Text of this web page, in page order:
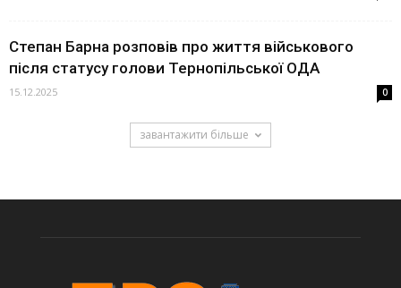
Степан Барна розповів про життя військового
після статусу голови Тернопільської ОДА
15.12.2025 0
завантажити більше